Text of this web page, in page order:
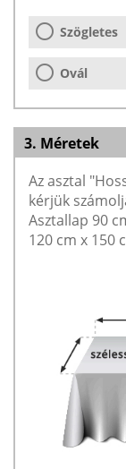
Szögletes
Ovál
3. Méretek
Az asztal
kérjük
Asztallap 90
120 cm x 150